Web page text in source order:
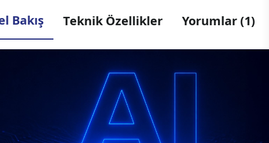
Bakış Teknik Özellikler Yorumlar (1)